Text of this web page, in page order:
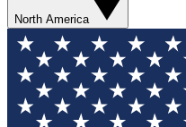
North America